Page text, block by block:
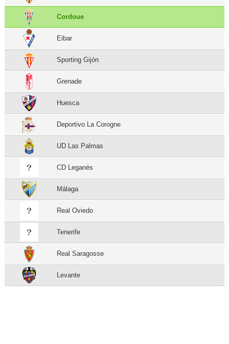
Cordoue
Eibar
Sporting Gijón
Grenade
Huesca
Deportivo La Corogne
UD Las Palmas
CD Leganés
Málaga
Real Oviedo
Tenerife
Real Saragosse
Levante